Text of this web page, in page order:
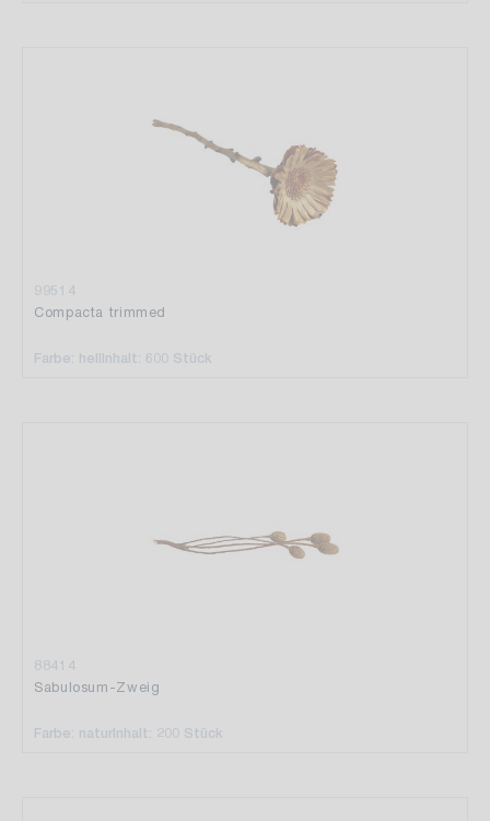
99514
Compacta trimmed
Farbe: hellInhalt: 600 Stück
88414
Sabulosum-Zweig
Farbe: naturInhalt: 200 Stück